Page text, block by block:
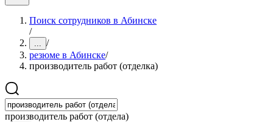
Поиск сотрудников в Абинске
/
... /
резюме в Абинске/
производитель работ (отделка)
производитель работ (отдела)